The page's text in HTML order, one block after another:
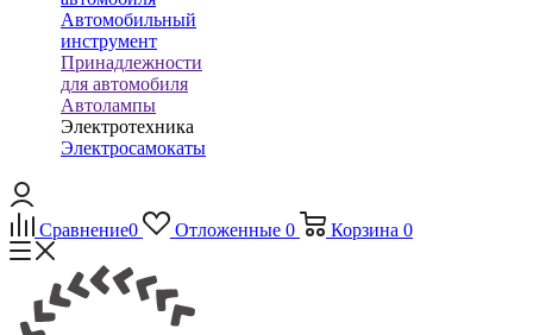
Автомобильный
инструмент
Принадлежности
для автомобиля
Автолампы
Электротехника
Электросамокаты
Сравнение0 Отложенные 0 Корзина 0